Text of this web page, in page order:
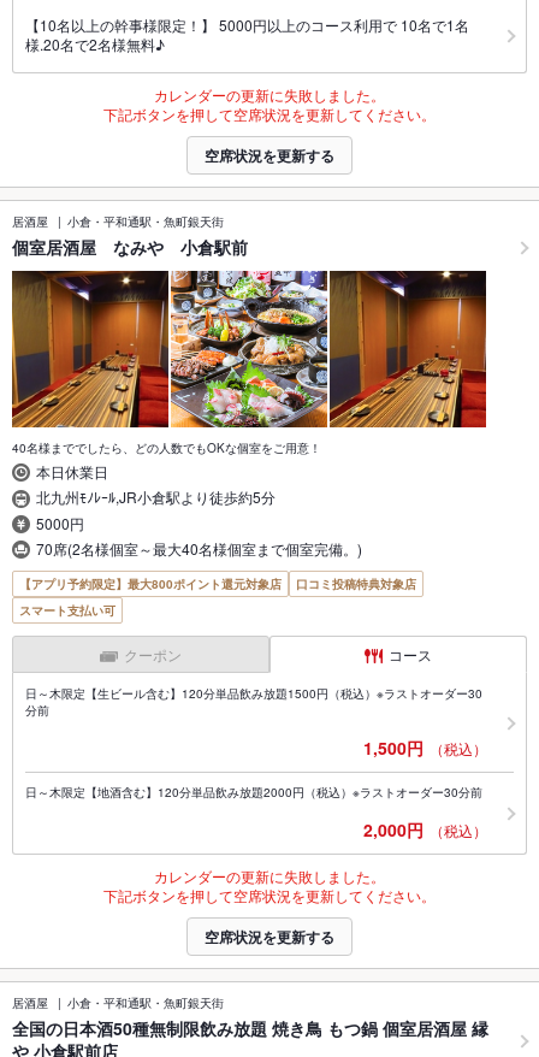
【10名以上の幹事様限定！】 5000円以上のコース利用で 10名で1名
様.20名で2名様無料♪
カレンダーの更新に失敗しました。
下記ボタンを押して空席状況を更新してください。
空席状況を更新する
居酒屋 小倉・平和通駅・魚町銀天街
個室居酒屋 なみや 小倉駅前
40名様まででしたら、どの人数でもOKな個室をご用意！
本日休業日
北九州ﾓﾉﾚｰﾙ,JR小倉駅より徒歩約5分
5000円
70席(2名様個室～最大40名様個室まで個室完備。)
【アプリ予約限定】最大800ポイント還元対象店
口コミ投稿特典対象店
スマート支払い可
クーポン コース
日～木限定【生ビール含む】120分単品飲み放題1500円（税込）※ラストオーダー30
分前
1,500円 （税込）
日～木限定【地酒含む】120分単品飲み放題2000円（税込）※ラストオーダー30分前
2,000円 （税込）
カレンダーの更新に失敗しました。
下記ボタンを押して空席状況を更新してください。
空席状況を更新する
居酒屋 小倉・平和通駅・魚町銀天街
全国の日本酒50種無制限飲み放題 焼き鳥 もつ鍋 個室居酒屋 縁
や 小倉駅前店